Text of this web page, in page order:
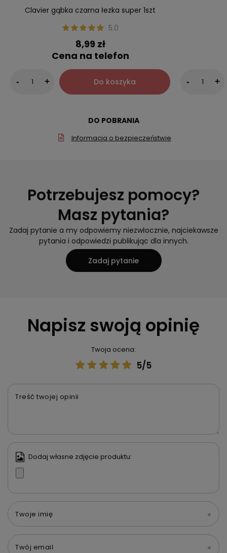
Clavier gąbka czarna łezka super 1szt
5.0
8,99 zł
Cena na telefon
- + Do koszyka - +
DO POBRANIA
Informacja o bezpieczeństwie
Potrzebujesz pomocy?
Masz pytania?
Zadaj pytanie a my odpowiemy niezwłocznie, najciekawsze
pytania i odpowiedzi publikując dla innych.
Zadaj pytanie
Napisz swoją opinię
Twoja ocena:
5/5
Treść twojej opinii
Dodaj własne zdjęcie produktu:
Twoje imię
Twój email